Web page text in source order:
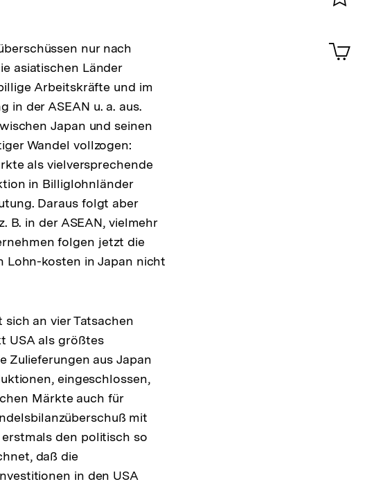
nur nach
asiatischen Länder
Arbeitskräfte und im
in der ASEAN u. a. aus.
Japan und seinen
Wandel vollzogen:
als vielversprechende
in Billiglohnländer
Daraus folgt aber
B. in der ASEAN, vielmehr
folgen jetzt die
Lohn-kosten in Japan nicht
an vier Tatsachen
USA als größtes
Zulieferungen aus Japan
eingeschlossen,
Märkte auch für
mit
den politisch so
daß die
in den USA